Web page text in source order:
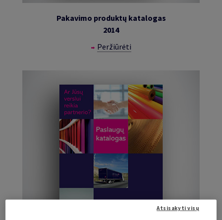
Pakavimo produktų katalogas
2014
Peržiūrėti
Atsisakyti visų